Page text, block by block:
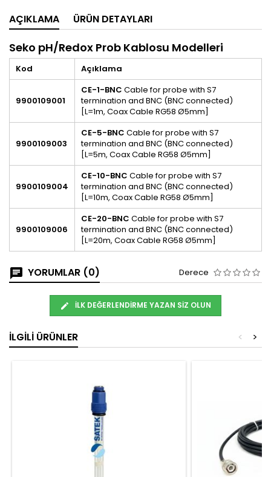
AÇIKLAMA ÜRÜN DETAYLARI
Seko pH/Redox Prob Kablosu Modelleri
Kod Açıklama
9900109001
CE-1-BNC Cable for probe with S7
termination and BNC (BNC connected)
[L=1m, Coax Cable RG58 Ø5mm]
9900109003
CE-5-BNC Cable for probe with S7
termination and BNC (BNC connected)
[L=5m, Coax Cable RG58 Ø5mm]
9900109004
CE-10-BNC Cable for probe with S7
termination and BNC (BNC connected)
[L=10m, Coax Cable RG58 Ø5mm]
9900109006
CE-20-BNC Cable for probe with S7
termination and BNC (BNC connected)
[L=20m, Coax Cable RG58 Ø5mm]
YORUMLAR (0) Derece
İLK DEĞERLENDIRME YAZAN SIZ OLUN
İLGILI ÜRÜNLER >
<